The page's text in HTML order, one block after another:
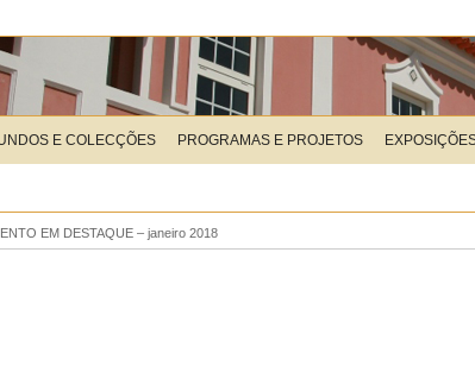
E COLECÇÕES PROGRAMAS E PROJETOS
EM DESTAQUE – janeiro 2018